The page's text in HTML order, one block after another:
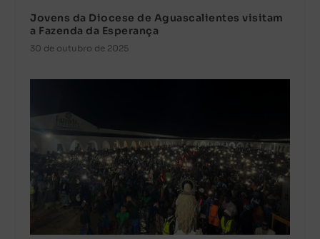
Jovens da Diocese de Aguascalientes visitam
a Fazenda da Esperança
30 de outubro de 2025